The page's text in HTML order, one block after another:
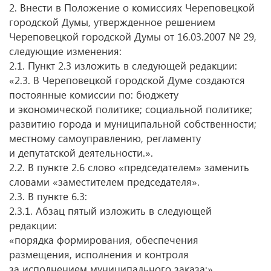
2. Внести в Положение о комиссиях Череповецкой
городской Думы, утвержденное решением
Череповецкой городской Думы от 16.03.2007 № 29,
следующие изменения:
2.1. Пункт 2.3 изложить в следующей редакции:
«2.3. В Череповецкой городской Думе создаются
постоянные комиссии по: бюджету
и экономической политике; социальной политике;
развитию города и муниципальной собственности;
местному самоуправлению, регламенту
и депутатской деятельности.».
2.2. В пункте 2.6 слово «председателем» заменить
словами «заместителем председателя».
2.3. В пункте 6.3:
2.3.1. Абзац пятый изложить в следующей
редакции:
«порядка формирования, обеспечения
размещения, исполнения и контроля